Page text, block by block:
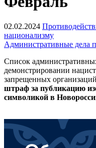
02.02.2024
национализму
Административные дела
Список
демонстрировании
запрещенных
штраф за публикацию
символикой в